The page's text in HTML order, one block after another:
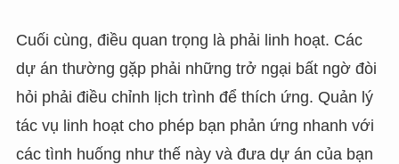
Cuối cùng, điều quan trọng là phải linh hoạt. Các
dự án thường gặp phải những trở ngại bất ngờ đòi
hỏi phải điều chỉnh lịch trình để thích ứng. Quản lý
tác vụ linh hoạt cho phép bạn phản ứng nhanh với
các tình huống như thế này và đưa dự án của bạn